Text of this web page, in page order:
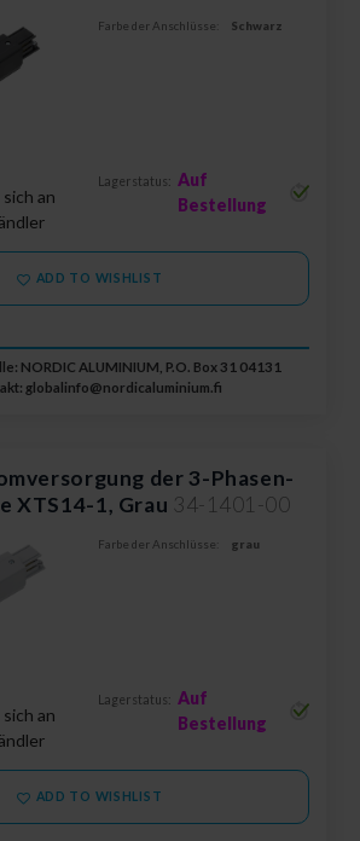
Farbe der Anschlüsse: Schwarz
an
Lagerstatus: Auf
Bestellung
ADD TO WISHLIST
NORDIC ALUMINIUM, P.O. Box 31 04131
globalinfo@nordicaluminium.fi
der 3-Phasen-
XTS14-1, Grau 34-1401-00
Farbe der Anschlüsse: grau
an
Lagerstatus: Auf
Bestellung
ADD TO WISHLIST